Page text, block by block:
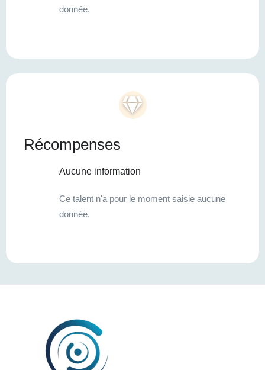
donnée.
Récompenses
Aucune information
Ce talent n'a pour le moment saisie aucune
donnée.